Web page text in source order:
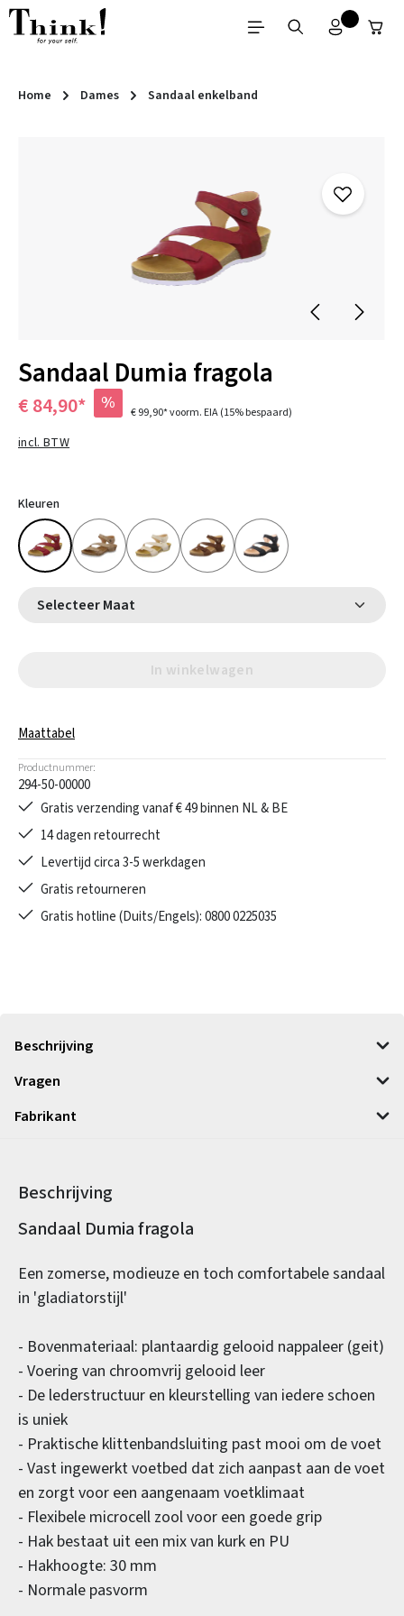
Ga naar de hoofdinhoud
Home Dames Sandaal enkelband
Sandaal Dumia fragola
€ 84,90* % € 99,90*voorm. EIA(15% bespaard)
incl. BTW
Kleuren
Selecteer Maat
In winkelwagen
Maattabel
Productnummer:
294-50-00000
Gratis verzending vanaf € 49 binnen NL & BE
14 dagen retourrecht
Levertijd circa 3-5 werkdagen
Gratis retourneren
Gratis hotline (Duits/Engels): 0800 0225035
Beschrijving
Vragen
Fabrikant
Beschrijving
Productinformatie
Sandaal Dumia fragola
Een zomerse, modieuze en toch comfortabele sandaal
in 'gladiatorstijl'
- Bovenmateriaal: plantaardig gelooid nappaleer (geit)
- Voering van chroomvrij gelooid leer
- De lederstructuur en kleurstelling van iedere schoen
is uniek
- Praktische klittenbandsluiting past mooi om de voet
- Vast ingewerkt voetbed dat zich aanpast aan de voet
en zorgt voor een aangenaam voetklimaat
- Flexibele microcell zool voor een goede grip
- Hak bestaat uit een mix van kurk en PU
- Hakhoogte: 30 mm
- Normale pasvorm